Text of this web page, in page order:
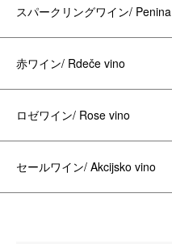
スパークリングワイン/ Penina
赤ワイン/ Rdeče vino
ロゼワイン/ Rose vino
セールワイン/ Akcijsko vino